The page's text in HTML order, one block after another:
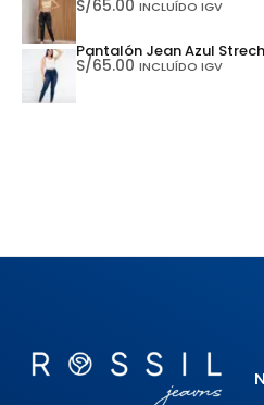
S/65.00 INCLUÍDO IGV
Pantalón Jean Azul
S/65.00 INCLUÍDO IGV